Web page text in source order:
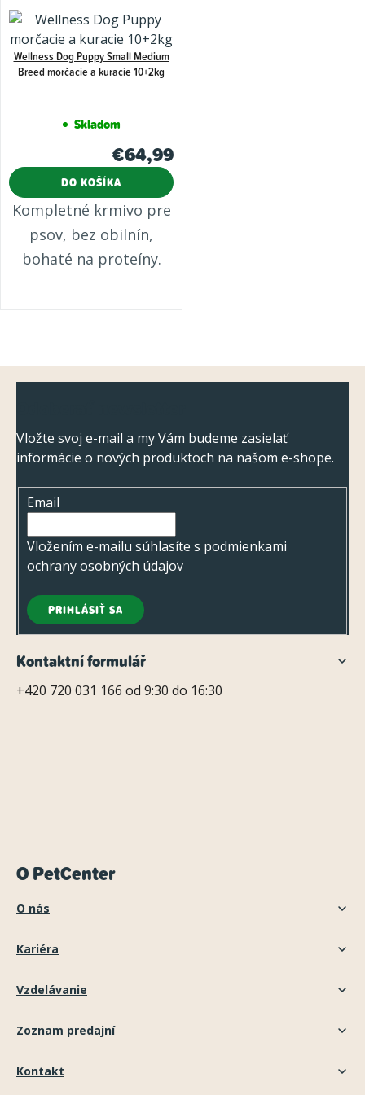
Wellness Dog Puppy Small Medium
Breed morčacie a kuracie 10+2kg
Skladom
€64,99
DO KOŠÍKA
Kompletné krmivo pre
psov, bez obilnín,
bohaté na proteíny.
Vložte svoj e-mail a my Vám budeme zasielať
informácie o nových produktoch na našom e-shope.
Email
Vložením e-mailu súhlasíte s podmienkami
ochrany osobných údajov
PRIHLÁSIŤ SA
Kontaktní formulář
+420 720 031 166 od 9:30 do 16:30
O PetCenter
O nás
Kariéra
Vzdelávanie
Zoznam predajní
Kontakt